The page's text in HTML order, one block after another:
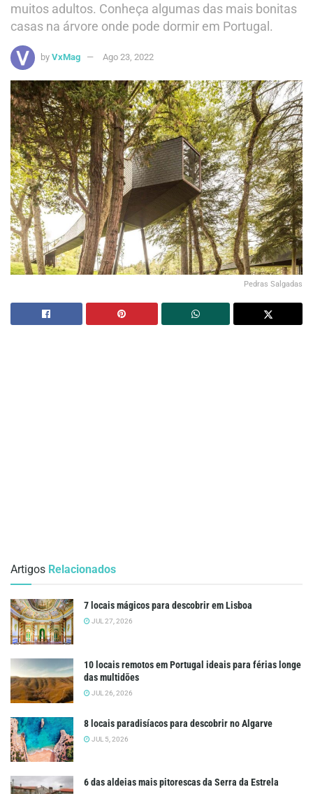
muitos adultos. Conheça algumas das mais bonitas
casas na árvore onde pode dormir em Portugal.
by VxMag Ago 23, 2022
Pedras Salgadas
Artigos Relacionados
7 locais mágicos para descobrir em Lisboa
JUL 27, 2026
10 locais remotos em Portugal ideais para férias longe
das multidões
JUL 26, 2026
8 locais paradisíacos para descobrir no Algarve
JUL 5, 2026
6 das aldeias mais pitorescas da Serra da Estrela